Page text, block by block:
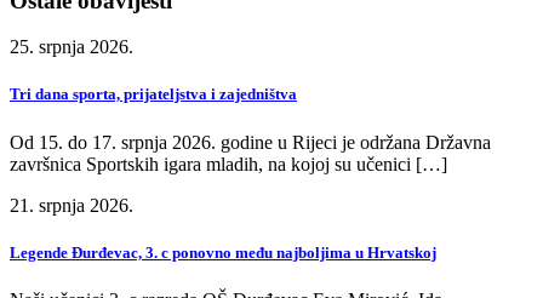
25. srpnja 2026.
Tri dana sporta, prijateljstva i zajedništva
Od 15. do 17. srpnja 2026. godine u Rijeci je održana Državna
završnica Sportskih igara mladih, na kojoj su učenici […]
21. srpnja 2026.
Legende Đurđevac, 3. c ponovno među najboljima u Hrvatskoj